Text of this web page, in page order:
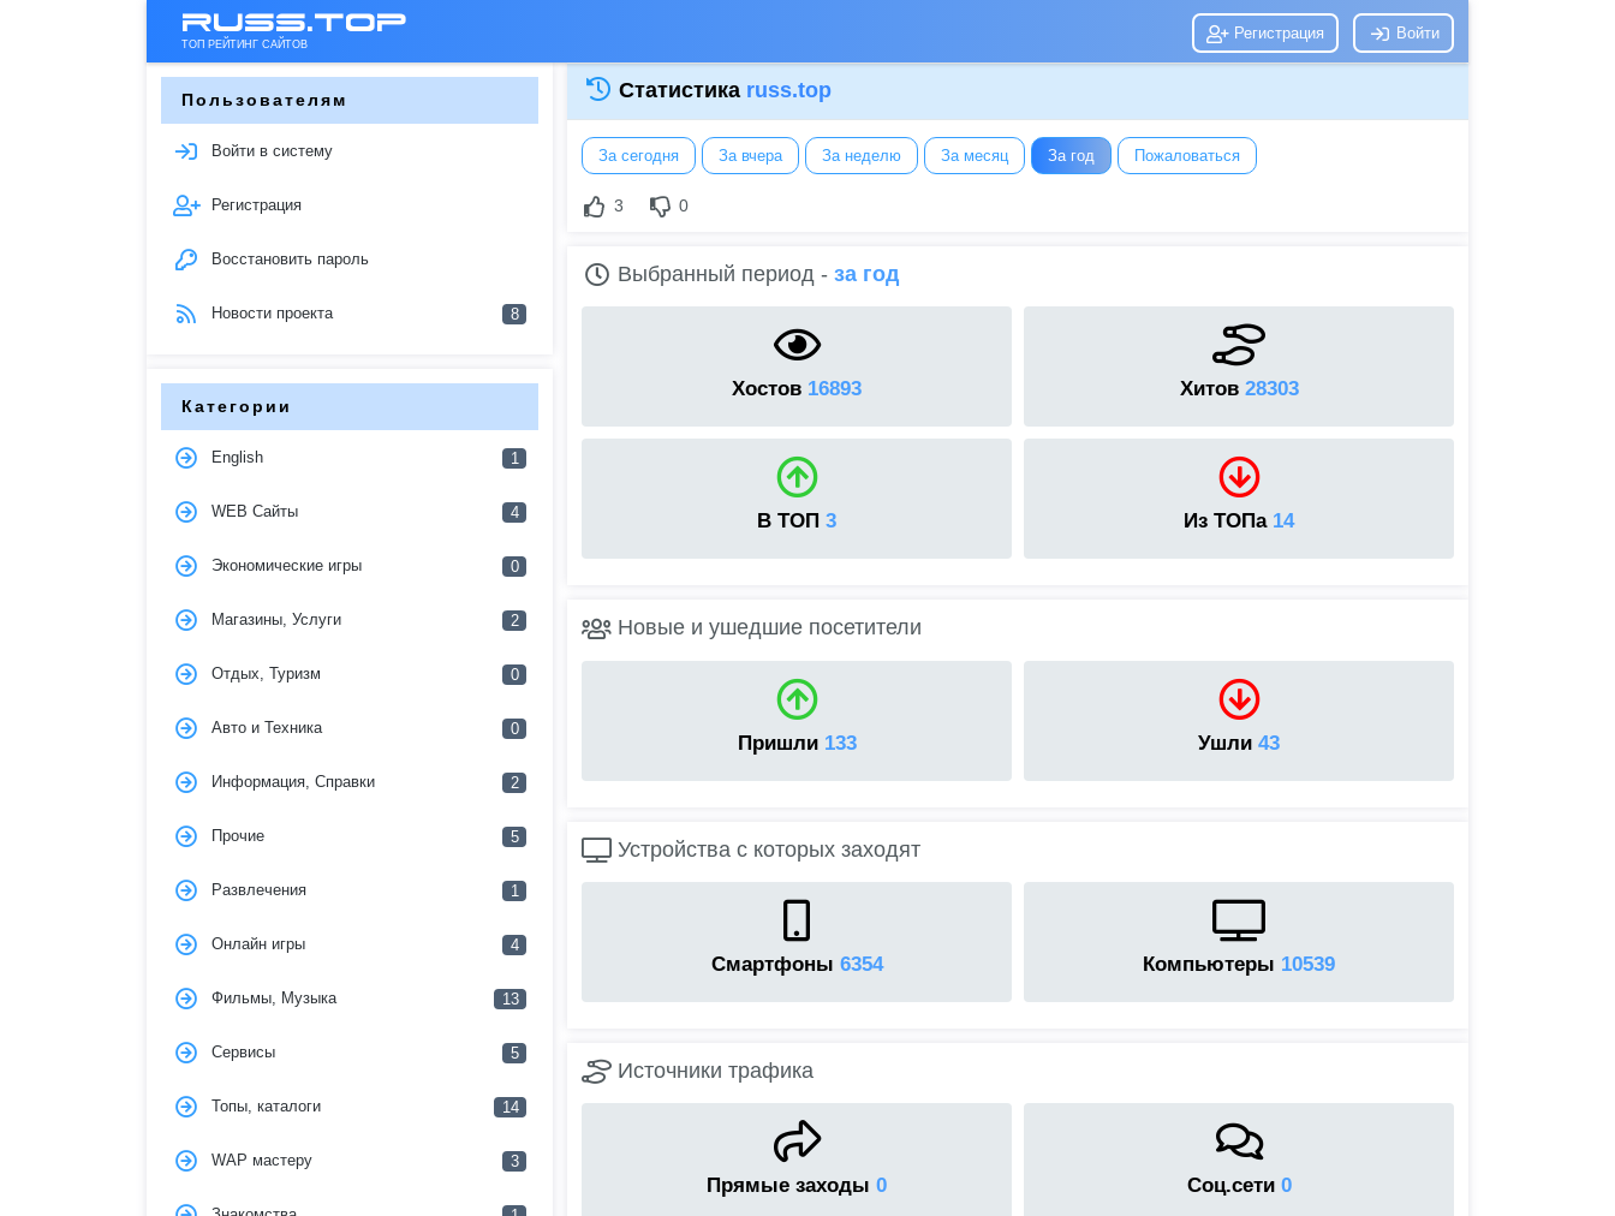
russ.top
ТОП РЕЙТИНГ САЙТОВ
Войти
Регистрация
Пользователям
Войти в систему
Регистрация
Восстановить пароль
Новости проекта 8
Категории
English 1
WEB Сайты 4
Экономические игры 0
Магазины, Услуги 2
Отдых, Туризм 0
Авто и Техника 0
Информация, Справки 2
Прочие 5
Развлечения 1
Онлайн игры 4
Фильмы, Музыка 13
Сервисы 5
Топы, каталоги 14
WAP мастеру 3
Статистика russ.top
За сегодня За вчера За неделю За месяц За год Пожаловаться
3 0
Выбранный период - за год
Хостов 16893 Хитов 28303
В ТОП 3 Из ТОПа 14
Новые и ушедшие посетители
Пришли 133 Ушли 43
Устройства с которых заходят
Смартфоны 6354 Компьютеры 10539
Источники трафика
Прямые заходы 0 Соц.сети 0